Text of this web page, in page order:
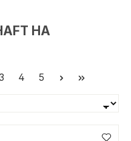
HA
Seite
4 Seite
5